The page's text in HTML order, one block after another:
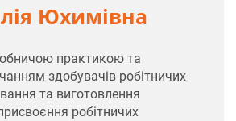
Юхимівна
практикою та
здобувачів робітничих
та виготовлення
робітничих